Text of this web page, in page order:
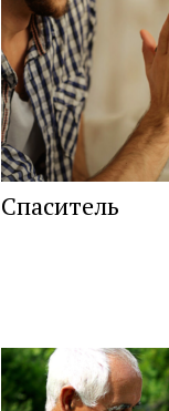
Спаситель